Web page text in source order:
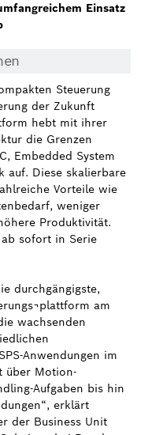
Einsatz
Steuerung
der Zukunft
hebt mit ihrer
die Grenzen
Embedded System
auf. Diese skalierbare
Vorteile wie
weniger
Produktivität.
sofort in Serie
durchgängigste,
am
wachsenden
Anwendungen im
über Motion-
Aufgaben bis hin
erklärt
der Business Unit